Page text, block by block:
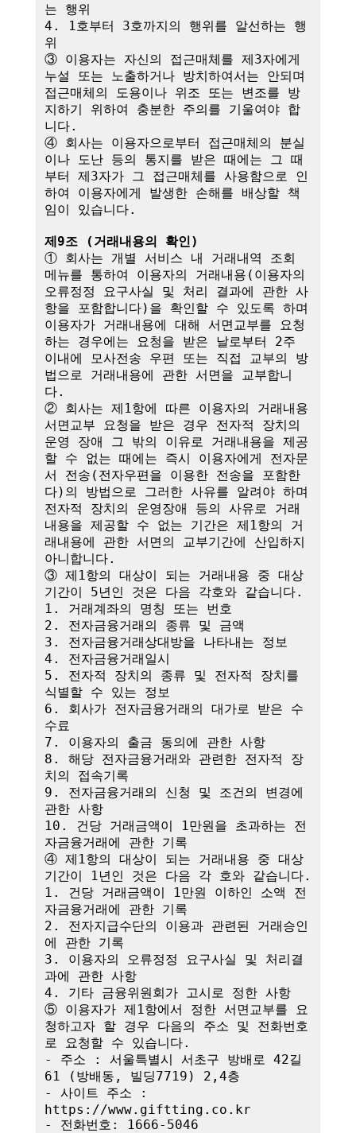
는 행위
4. 1호부터 3호까지의 행위를 알선하는 행
위
③ 이용자는 자신의 접근매체를 제3자에게
누설 또는 노출하거나 방치하여서는 안되며
접근매체의 도용이나 위조 또는 변조를 방
지하기 위하여 충분한 주의를 기울여야 합
니다.
④ 회사는 이용자으로부터 접근매체의 분실
이나 도난 등의 통지를 받은 때에는 그 때
부터 제3자가 그 접근매체를 사용함으로 인
하여 이용자에게 발생한 손해를 배상할 책
임이 있습니다.
제9조 (거래내용의 확인)
① 회사는 개별 서비스 내 거래내역 조회
메뉴를 통하여 이용자의 거래내용(이용자의
오류정정 요구사실 및 처리 결과에 관한 사
항을 포함합니다)을 확인할 수 있도록 하며
이용자가 거래내용에 대해 서면교부를 요청
하는 경우에는 요청을 받은 날로부터 2주
이내에 모사전송 우편 또는 직접 교부의 방
법으로 거래내용에 관한 서면을 교부합니
다.
② 회사는 제1항에 따른 이용자의 거래내용
서면교부 요청을 받은 경우 전자적 장치의
운영 장애 그 밖의 이유로 거래내용을 제공
할 수 없는 때에는 즉시 이용자에게 전자문
서 전송(전자우편을 이용한 전송을 포함한
다)의 방법으로 그러한 사유를 알려야 하며
전자적 장치의 운영장애 등의 사유로 거래
내용을 제공할 수 없는 기간은 제1항의 거
래내용에 관한 서면의 교부기간에 산입하지
아니합니다.
③ 제1항의 대상이 되는 거래내용 중 대상
기간이 5년인 것은 다음 각호와 같습니다.
1. 거래계좌의 명칭 또는 번호
2. 전자금융거래의 종류 및 금액
3. 전자금융거래상대방을 나타내는 정보
4. 전자금융거래일시
5. 전자적 장치의 종류 및 전자적 장치를
식별할 수 있는 정보
6. 회사가 전자금융거래의 대가로 받은 수
수료
7. 이용자의 출금 동의에 관한 사항
8. 해당 전자금융거래와 관련한 전자적 장
치의 접속기록
9. 전자금융거래의 신청 및 조건의 변경에
관한 사항
10. 건당 거래금액이 1만원을 초과하는 전
자금융거래에 관한 기록
④ 제1항의 대상이 되는 거래내용 중 대상
기간이 1년인 것은 다음 각 호와 같습니다.
1. 건당 거래금액이 1만원 이하인 소액 전
자금융거래에 관한 기록
2. 전자지급수단의 이용과 관련된 거래승인
에 관한 기록
3. 이용자의 오류정정 요구사실 및 처리결
과에 관한 사항
4. 기타 금융위원회가 고시로 정한 사항
⑤ 이용자가 제1항에서 정한 서면교부를 요
청하고자 할 경우 다음의 주소 및 전화번호
로 요청할 수 있습니다.
- 주소 : 서울특별시 서초구 방배로 42길
61 (방배동, 빌딩7719) 2,4층
- 사이트 주소 :
https://www.giftting.co.kr
- 전화번호: 1666-5046